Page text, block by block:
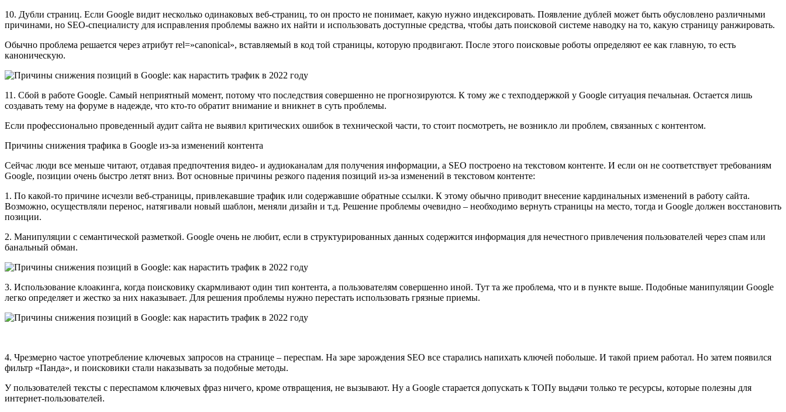
10. Дубли страниц. Если Google видит несколько одинаковых веб-страниц, то он просто не понимает, какую нужно индексировать. Появление дублей может быть обусловлено различными
причинами, но SEO-специалисту для исправления проблемы важно их найти и использовать доступные средства, чтобы дать поисковой системе наводку на то, какую страницу ранжировать.
Обычно проблема решается через атрибут rel=»canonical», вставляемый в код той страницы, которую продвигают. После этого поисковые роботы определяют ее как главную, то есть
каноническую.
11. Сбой в работе Google. Самый неприятный момент, потому что последствия совершенно не прогнозируются. К тому же с техподдержкой у Google ситуация печальная. Остается лишь
создавать тему на форуме в надежде, что кто-то обратит внимание и вникнет в суть проблемы.
Если профессионально проведенный аудит сайта не выявил критических ошибок в технической части, то стоит посмотреть, не возникло ли проблем, связанных с контентом.
Причины снижения трафика в Google из-за изменений контента
Сейчас люди все меньше читают, отдавая предпочтения видео- и аудиоканалам для получения информации, а SEO построено на текстовом контенте. И если он не соответствует требованиям
Google, позиции очень быстро летят вниз. Вот основные причины резкого падения позиций из-за изменений в текстовом контенте:
1. По какой-то причине исчезли веб-страницы, привлекавшие трафик или содержавшие обратные ссылки. К этому обычно приводит внесение кардинальных изменений в работу сайта.
Возможно, осуществляли перенос, натягивали новый шаблон, меняли дизайн и т.д. Решение проблемы очевидно – необходимо вернуть страницы на место, тогда и Google должен восстановить
позиции.
2. Манипуляции с семантической разметкой. Google очень не любит, если в структурированных данных содержится информация для нечестного привлечения пользователей через спам или
банальный обман.
3. Использование клоакинга, когда поисковику скармливают один тип контента, а пользователям совершенно иной. Тут та же проблема, что и в пункте выше. Подобные манипуляции Google
легко определяет и жестко за них наказывает. Для решения проблемы нужно перестать использовать грязные приемы.
4. Чрезмерно частое употребление ключевых запросов на странице – переспам. На заре зарождения SEO все старались напихать ключей побольше. И такой прием работал. Но затем появился
фильтр «Панда», и поисковики стали наказывать за подобные методы.
У пользователей тексты с переспамом ключевых фраз ничего, кроме отвращения, не вызывают. Ну а Google старается допускать к ТОПу выдачи только те ресурсы, которые полезны для
интернет-пользователей.